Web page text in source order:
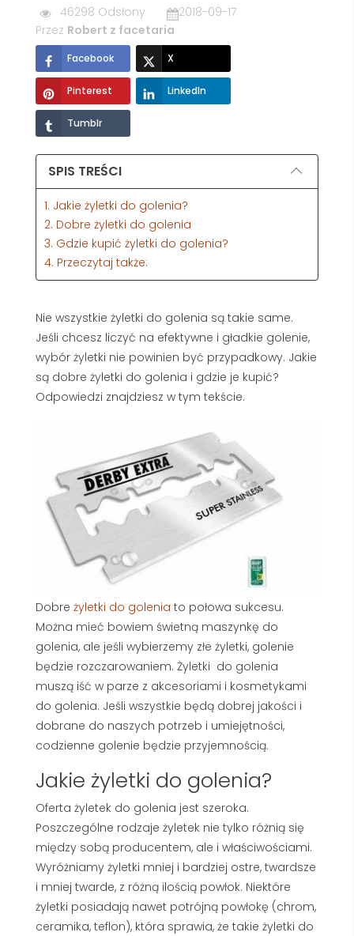
46298 Odsłony
2018-09-17
Przez Robert z facetaria
Facebook X
Pinterest LinkedIn
Tumblr
SPIS TREŚCI
1. Jakie żyletki do golenia?
2. Dobre żyletki do golenia
3. Gdzie kupić żyletki do golenia?
4. Przeczytaj także:
Nie wszystkie żyletki do golenia są takie same.
Jeśli chcesz liczyć na efektywne i gładkie golenie,
wybór żyletki nie powinien być przypadkowy. Jakie
są dobre żyletki do golenia i gdzie je kupić?
Odpowiedzi znajdziesz w tym tekście.
Dobre żyletki do golenia to połowa sukcesu.
Można mieć bowiem świetną maszynkę do
golenia, ale jeśli wybierzemy złe żyletki, golenie
będzie rozczarowaniem. Żyletki do golenia
muszą iść w parze z akcesoriami i kosmetykami
do golenia. Jeśli wszystkie będą dobrej jakości i
dobrane do naszych potrzeb i umiejętności,
codzienne golenie będzie przyjemnością.
Jakie żyletki do golenia?
Oferta żyletek do golenia jest szeroka.
Poszczególne rodzaje żyletek nie tylko różnią się
między sobą producentem, ale i właściwościami.
Wyróżniamy żyletki mniej i bardziej ostre, twardsze
i mniej twarde, z różną ilością powłok. Niektóre
żyletki posiadają nawet potrójną powłokę (chrom,
ceramika, teflon), która sprawia, że takie żyletki do